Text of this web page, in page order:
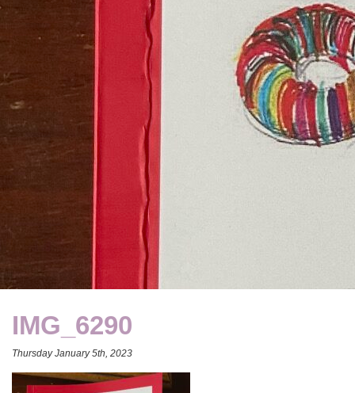
IMG_6290
Thursday January 5th, 2023